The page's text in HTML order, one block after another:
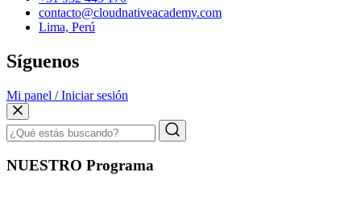
contacto@cloudnativeacademy.com
Lima, Perú
Síguenos
Mi panel / Iniciar sesión
NUESTRO Programa